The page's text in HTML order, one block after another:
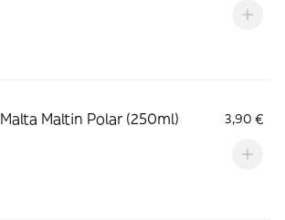
Malta Maltin Polar (250ml) 3,90 €